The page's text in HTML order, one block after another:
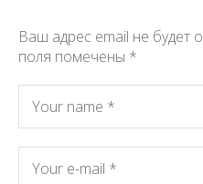
Ваш адрес email не будет
поля помечены *